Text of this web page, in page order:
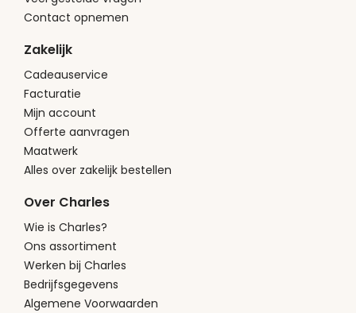
Contact opnemen
Zakelijk
Cadeauservice
Facturatie
Mijn account
Offerte aanvragen
Maatwerk
Alles over zakelijk bestellen
Over Charles
Wie is Charles?
Ons assortiment
Werken bij Charles
Bedrijfsgegevens
Algemene Voorwaarden